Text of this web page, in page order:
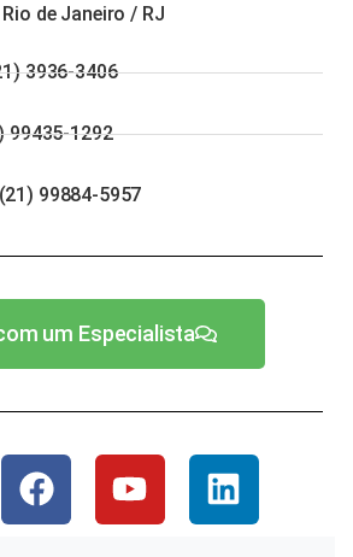
de Janeiro / RJ
3936-3406
99435-1292
99884-5957
um Especialista